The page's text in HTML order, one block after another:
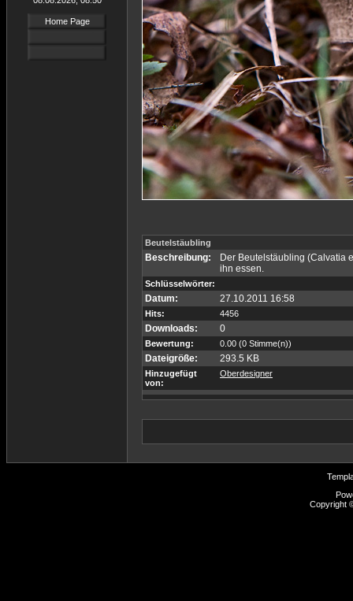
Home Page
Beutelstäubling
Beschreibung:
Der Beutelstäubling (Calvatia
ihn essen.
Schlüsselwörter:
Datum: 27.10.2011 16:58
Hits: 4456
Downloads: 0
Bewertung: 0.00 (0 Stimme(n))
Dateigröße: 293.5 KB
Hinzugefügt
von:
Oberdesigner
Copyright